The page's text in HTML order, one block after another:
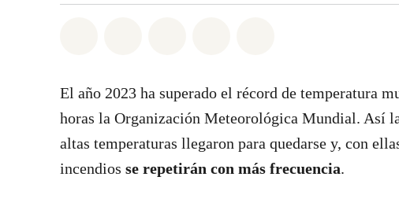
El año 2023 ha superado el récord de temperatura
horas la Organización Meteorológica Mundial. Así
altas temperaturas llegaron para quedarse y, con
incendios se repetirán con más frecuencia.